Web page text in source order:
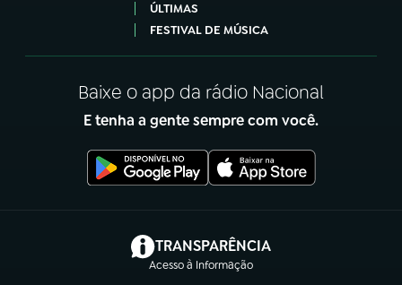
ÚLTIMAS
FESTIVAL DE MÚSICA
Baixe o app da rádio Nacional
E tenha a gente sempre com você.
TRANSPARÊNCIA
Acesso à Informação
(abre em nova aba)